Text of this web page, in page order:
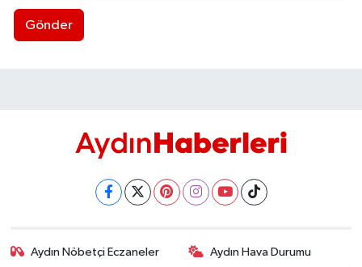
Gönder
Aydın Nöbetçi Eczaneler Aydın Hava Durumu